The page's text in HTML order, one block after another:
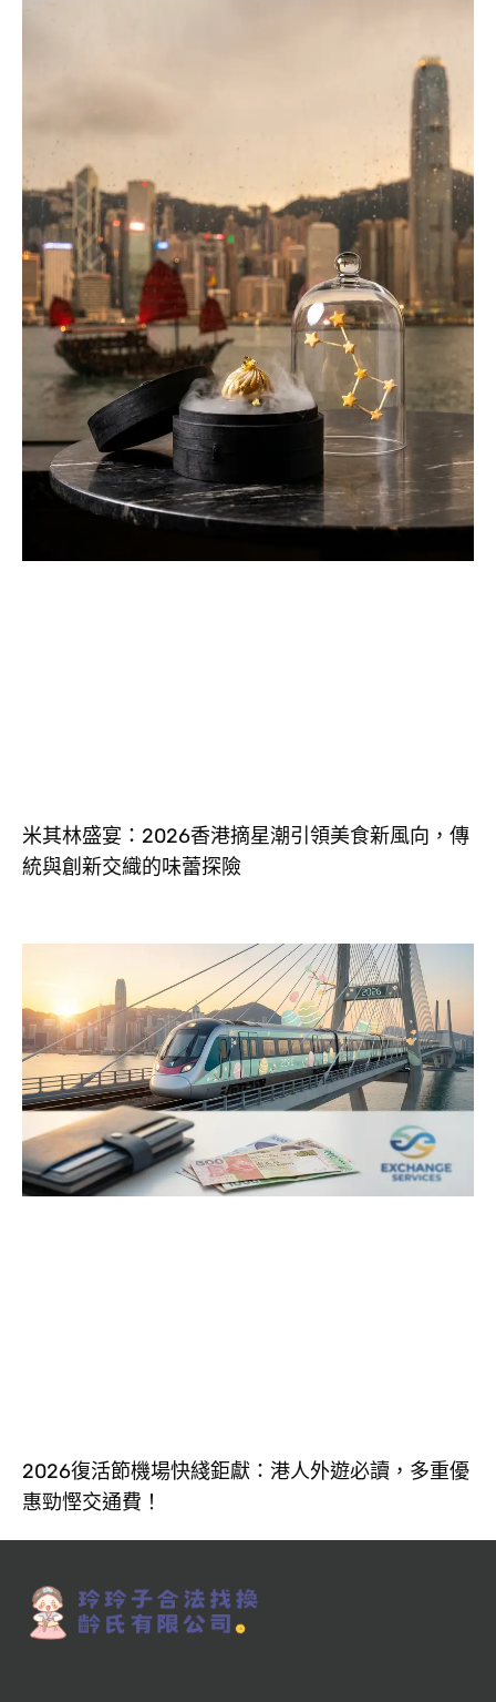
米其林盛宴：2026香港摘星潮引領美食新風向，傳
統與創新交織的味蕾探險
2026復活節機場快綫鉅獻：港人外遊必讀，多重優
惠勁慳交通費！